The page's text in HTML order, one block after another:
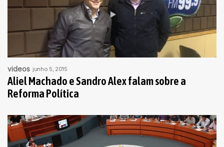
videos junho 5, 2015
Aliel Machado e Sandro Alex falam sobre a
Reforma Política